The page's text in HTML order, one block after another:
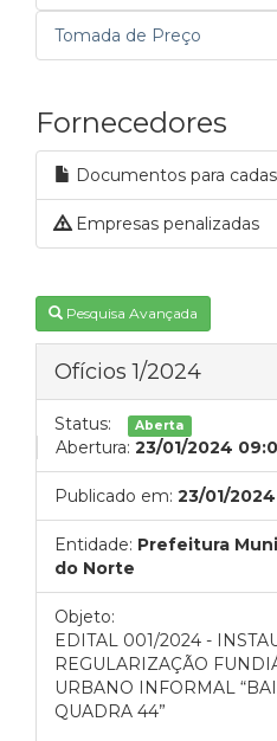
Tomada de Preço
Fornecedores
Documentos para
Empresas penalizadas
Pesquisa Avançada
Ofícios 1/2024
Status: Aberta
Abertura: 23/01/2024
Publicado em: 23/01/2024
Entidade: Prefeitura
do Norte
Objeto:
EDITAL 001/2024 -
REGULARIZAÇÃO
URBANO INFORMAL
QUADRA 44”